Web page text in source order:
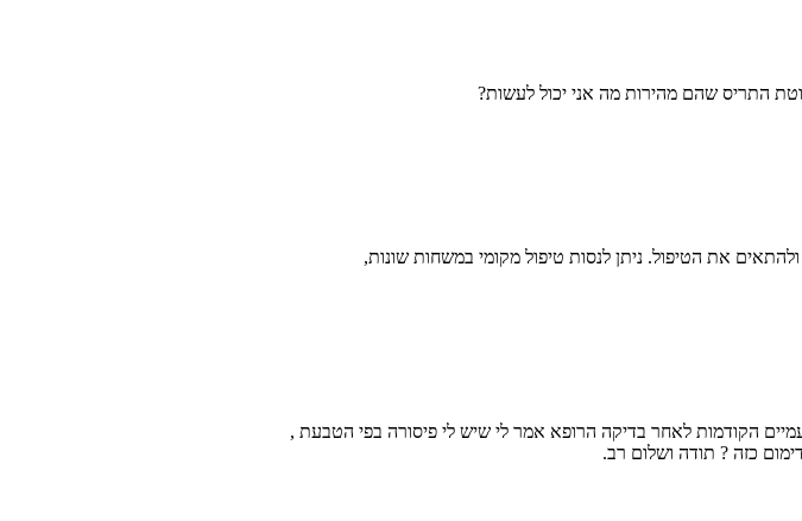
את הטיפול. ניתן לנסות טיפול מקומי במשחות שונות,
הקודמות לאחר בדיקה הרופא אמר לי שיש לי פיסורה בפי הטבעת ,
כזה ? תודה ושלום רב.